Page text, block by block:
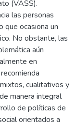
(VASS).
las personas
que ocasiona un
No obstante, las
aún
en
cualitativos y
manera integral
de políticas de
orientados a